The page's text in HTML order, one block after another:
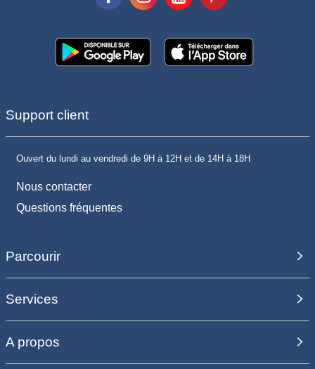
Support client
Ouvert du lundi au vendredi de 9H à 12H et de 14H à 18H
Nous contacter
Questions fréquentes
Parcourir
Services
A propos